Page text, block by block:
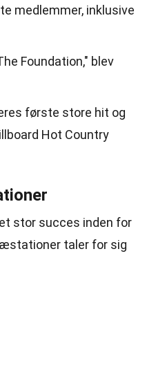
medlemmer, inklusive
Foundation," blev
første store hit og
Hot Country
stor succes inden for
taler for sig